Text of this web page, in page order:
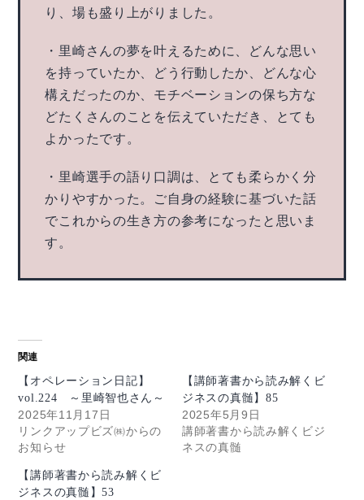
り、場も盛り上がりました。
・里崎さんの夢を叶えるために、どんな思い
を持っていたか、どう行動したか、どんな心
構えだったのか、モチベーションの保ち方な
どたくさんのことを伝えていただき、とても
よかったです。
・里崎選手の語り口調は、とても柔らかく分
かりやすかった。ご自身の経験に基づいた話
でこれからの生き方の参考になったと思いま
す。
関連
【オペレーション日記】
vol.224 ～里崎智也さん～
2025年11月17日
リンクアップビズ㈱からの
お知らせ
【講師著書から読み解くビ
ジネスの真髄】85
2025年5月9日
講師著書から読み解くビジ
ネスの真髄
【講師著書から読み解くビ
ジネスの真髄】53